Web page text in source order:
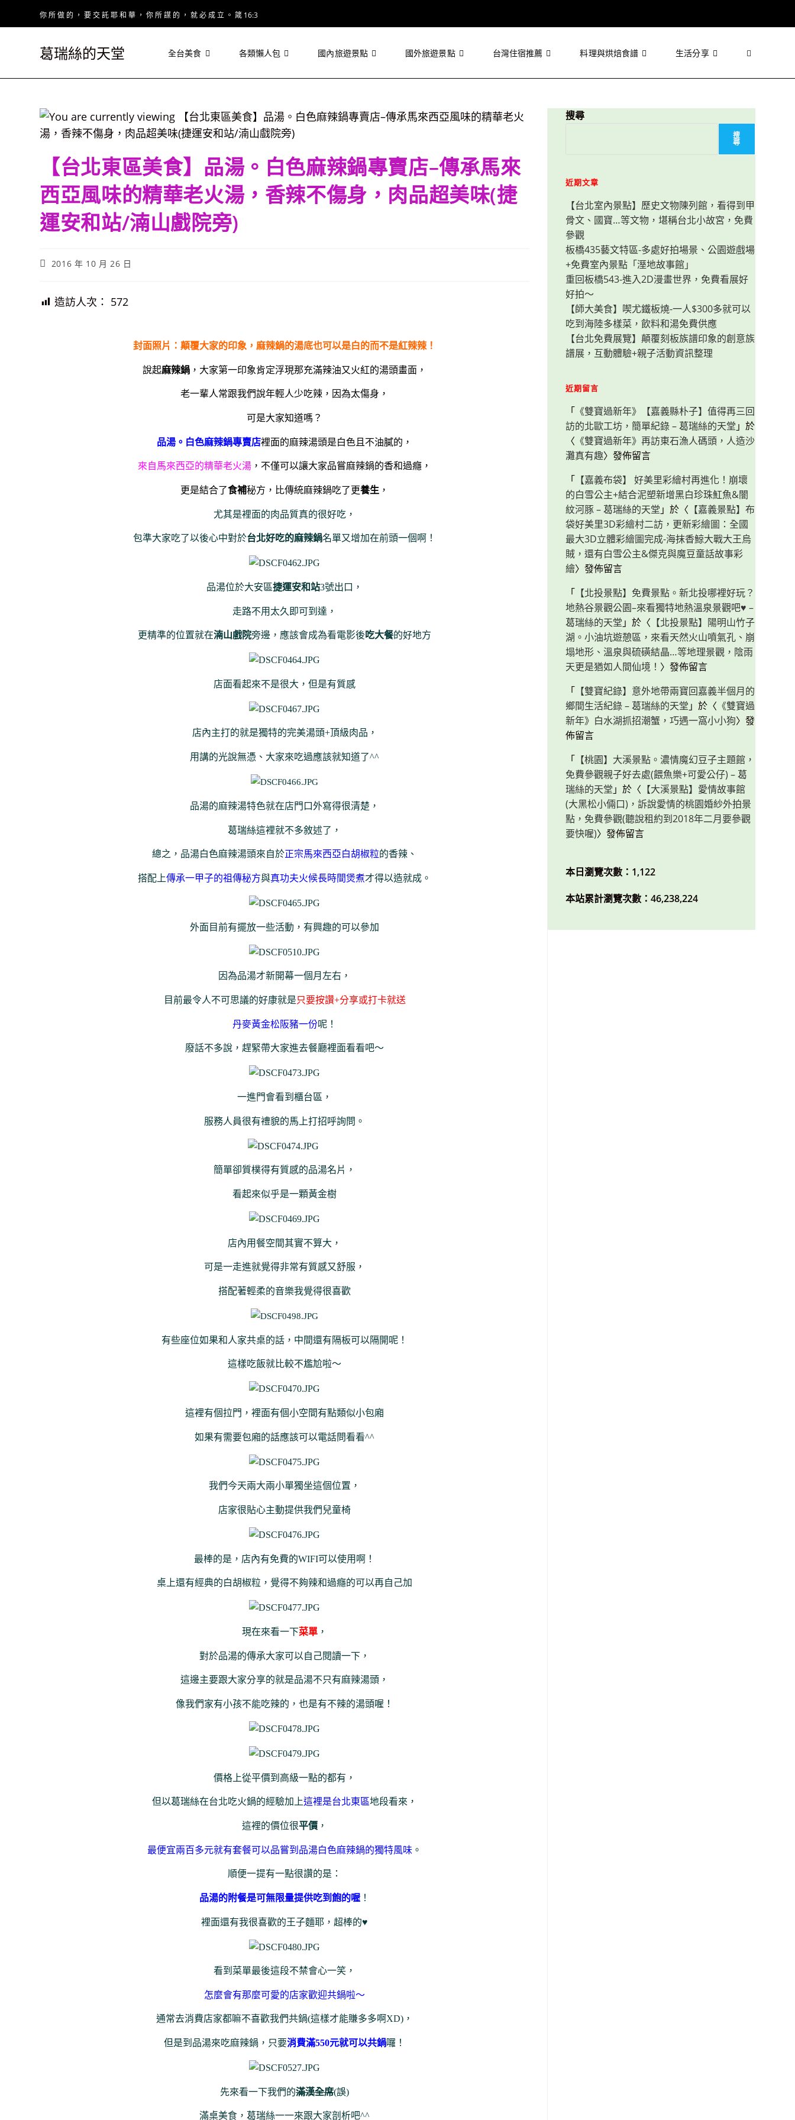
你 所 做 的 ， 要 交 託 耶 和 華 ， 你 所 謀 的 ， 就 必 成 立 。 箴 16:3
葛瑞絲的天堂 全台美食 各類懶人包 國內旅遊景點 國外旅遊景點 台灣住宿推薦 料理與烘焙食譜 生活分享 Toggle
search
【台北東區美食】品湯。白色麻辣鍋專賣店–傳承馬來
西亞風味的精華老火湯，香辣不傷身，肉品超美味(捷
運安和站/湳山戲院旁)
Post2016 年 10 月 26 日
造訪人次： 572
封面照片：顛覆大家的印象，麻辣鍋的湯底也可以是白的而不是紅辣辣！
說起麻辣鍋 ，大家第一印象肯定浮現那充滿辣油又火紅的湯頭畫面，
老一輩人常跟我們說年輕人少吃辣，因為太傷身，
可是大家知道嗎？
品湯。白色麻辣鍋專賣店裡面的麻辣湯頭是白色且不油膩的，
來自馬來西亞的精華老火湯 ，不僅可以讓大家品嘗麻辣鍋的香和過癮，
更是結合了食補秘方，比傳統麻辣鍋吃了更養生 ，
尤其是裡面的肉品質真的很好吃，
包準大家吃了以後心中對於台北好吃的麻辣鍋名單又增加在前頭一個啊！
品湯位於大安區捷運安和站3號出口，
走路不用太久即可到達，
更精準的位置就在湳山戲院旁邊，應該會成為看電影後 吃大餐的好地方
店面看起來不是很大，但是有質感
店內主打的就是獨特的完美湯頭+頂級肉品，
用講的光說無憑、大家來吃過應該就知道了^^
品湯的麻辣湯特色就在店門口外寫得很清楚，
葛瑞絲這裡就不多敘述了，
總之，品湯白色麻辣湯頭來自於正宗馬來西亞白胡椒粒的香辣、
搭配上傳承一甲子的祖傳秘方與真功夫火候長時間煲煮才得以造就成。
外面目前有擺放一些活動，有興趣的可以參加
因為品湯才新開幕一個月左右，
目前最令人不可思議的好康就是只要按讚+分享或打卡就送
丹麥黃金松阪豬一份呢！
廢話不多說，趕緊帶大家進去餐廳裡面看看吧～
一進門會看到櫃台區，
服務人員很有禮貌的馬上打招呼詢問。
簡單卻質樸得有質感的品湯名片，
看起來似乎是一顆黃金樹
店內用餐空間其實不算大，
可是一走進就覺得非常有質感又舒服，
搭配著輕柔的音樂我覺得很喜歡
有些座位如果和人家共桌的話，中間還有隔板可以隔開呢！
這樣吃飯就比較不尷尬啦～
這裡有個拉門，裡面有個小空間有點類似小包廂
如果有需要包廂的話應該可以電話問看看^^
我們今天兩大兩小單獨坐這個位置，
店家很貼心主動提供我們兒童椅
最棒的是，店內有免費的WIFI可以使用啊！
桌上還有經典的白胡椒粒，覺得不夠辣和過癮的可以再自己加
現在來看一下菜單 ，
對於品湯的傳承大家可以自己閱讀一下，
這邊主要跟大家分享的就是品湯不只有麻辣湯頭，
像我們家有小孩不能吃辣的，也是有不辣的湯頭喔！
價格上從平價到高級一點的都有，
但以葛瑞絲在台北吃火鍋的經驗加上這裡是台北東區地段看來，
這裡的價位很平價 ，
最便宜兩百多元就有套餐可以品嘗到品湯白色麻辣鍋的獨特風味 。
順便一提有一點很讚的是：
品湯的附餐是可無限量提供吃到飽的喔 ！
裡面還有我很喜歡的王子麵耶，超棒的♥
看到菜單最後這段不禁會心一笑，
怎麼會有那麼可愛的店家歡迎共鍋啦～
通常去消費店家都嘛不喜歡我們共鍋(這樣才能賺多多啊XD)，
但是到品湯來吃麻辣鍋，只要消費滿550元就可以共鍋囉！
先來看一下我們的滿漢全席(誤)
滿桌美食，葛瑞絲一一來跟大家剖析吧^^
搜尋
搜
尋
近期文章
【台北室內景點】歷史文物陳列館，看得到甲
骨文、國寶…等文物，堪稱台北小故宮，免費
參觀
板橋435藝文特區-多處好拍場景、公園遊戲場
+免費室內景點「溼地故事館」
重回板橋543-進入2D漫畫世界，免費看展好
好拍～
【師大美食】喫尤鐵板燒-一人$300多就可以
吃到海陸多樣菜，飲料和湯免費供應
【台北免費展覽】顛覆刻板族譜印象的創意族
譜展，互動體驗+親子活動資訊整理
近期留言
「 《雙寶過新年》【嘉義縣朴子】值得再三回
訪的北歐工坊，簡單紀錄 – 葛瑞絲的天堂 」於
〈 《雙寶過新年》再訪東石漁人碼頭，人造沙
灘真有趣〉發佈留言
「 【嘉義布袋】 好美里彩繪村再進化！崩壞
的白雪公主+結合泥塑新增黑白珍珠魟魚&闇
紋河豚 – 葛瑞絲的天堂 」於〈 【嘉義景點】布
袋好美里3D彩繪村二訪，更新彩繪圖：全國
最大3D立體彩繪圖完成-海抹香鯨大戰大王烏
賊，還有白雪公主&傑克與魔豆童話故事彩
繪〉發佈留言
「 【北投景點】免費景點。新北投哪裡好玩？
地熱谷景觀公園–來看獨特地熱溫泉景觀吧♥ –
葛瑞絲的天堂 」於〈 【北投景點】陽明山竹子
湖。小油坑遊憩區，來看天然火山噴氣孔、崩
塌地形、溫泉與硫磺結晶…等地理景觀，陰雨
天更是猶如人間仙境！ 〉發佈留言
「 【雙寶紀錄】意外地帶兩寶回嘉義半個月的
鄉間生活紀錄 – 葛瑞絲的天堂 」於〈 《雙寶過
新年》白水湖抓招潮蟹，巧遇一窩小小狗〉發
佈留言
「 【桃園】大溪景點。濃情魔幻豆子主題館，
免費參觀親子好去處(餵魚樂+可愛公仔) – 葛
瑞絲的天堂 」於〈 【大溪景點】愛情故事館
(大黑松小倆口)，訴說愛情的桃園婚紗外拍景
點，免費參觀(聽說租約到2018年二月要參觀
要快喔)〉發佈留言
本日瀏覽次數：1,122
本站累計瀏覽次數：46,238,224